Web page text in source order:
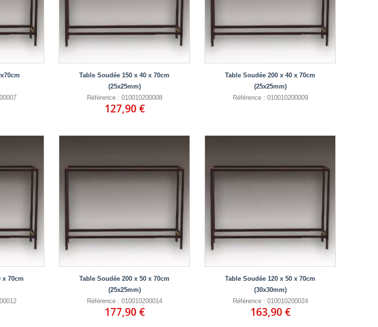
Table Soudée 150 x 40 x 70cm
(25x25mm)
Référence : 010010200008
127,90 €
Table Soudée 200 x 40 x 70cm
(25x25mm)
Référence : 010010200009
x 70cm
Table Soudée 200 x 50 x 70cm
(25x25mm)
Référence : 010010200014
177,90 €
Table Soudée 120 x 50 x 70cm
(30x30mm)
Référence : 010010200024
163,90 €